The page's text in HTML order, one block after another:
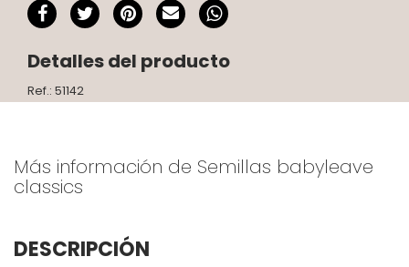
Detalles del producto
Ref.: 51142
Más información de Semillas babyleave
classics
DESCRIPCIÓN